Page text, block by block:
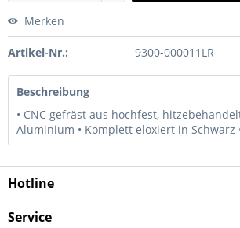
Merken
Artikel-Nr.: 9300-000011LR
Beschreibung
• CNC gefräst aus hochfest,
Aluminium • Komplett eloxiert in Schwarz
Hotline
Service